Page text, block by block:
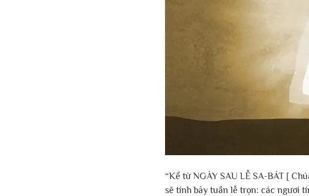
“Kể từ NGÀY SAU LỄ SA-BÁT [
sẽ tính bảy tuần lễ trọn: các ngươi